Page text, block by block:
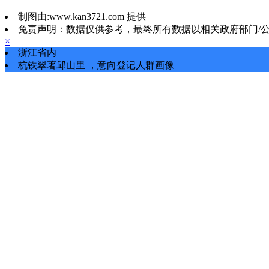
制图由:www.kan3721.com 提供
免责声明：数据仅供参考，最终所有数据以相关政府部门/
×
浙江省内
杭铁翠著邱山里
， 意向登记人群画像